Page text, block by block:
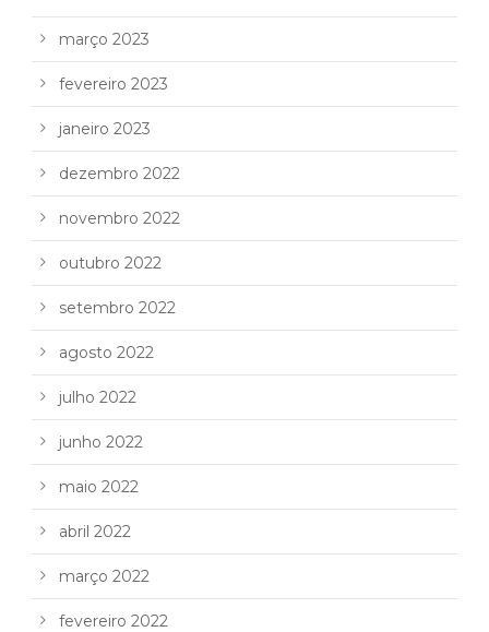
março 2023
fevereiro 2023
janeiro 2023
dezembro 2022
novembro 2022
outubro 2022
setembro 2022
agosto 2022
julho 2022
junho 2022
maio 2022
abril 2022
março 2022
fevereiro 2022